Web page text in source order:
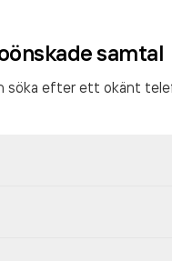
samtal
söka efter ett okänt